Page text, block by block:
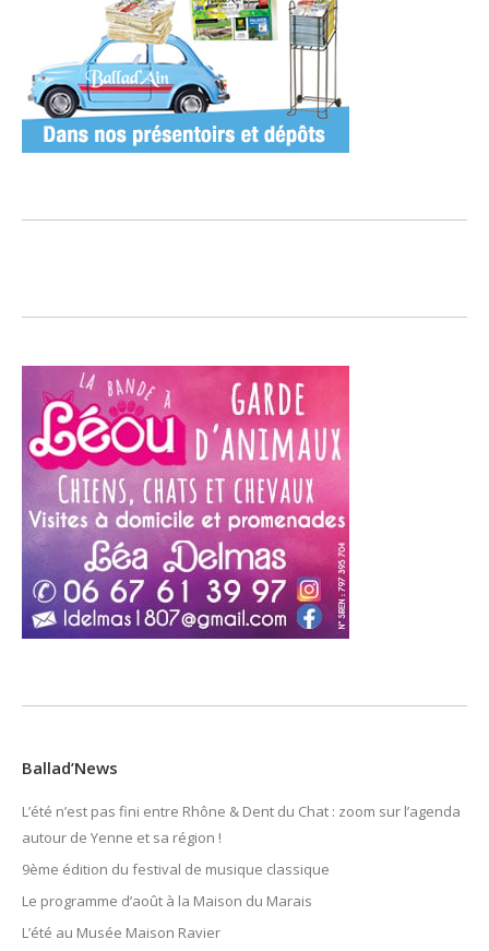
Ballad’News
L’été n’est pas fini entre Rhône & Dent du Chat : zoom sur l’agenda
autour de Yenne et sa région !
9ème édition du festival de musique classique
Le programme d’août à la Maison du Marais
L’été au Musée Maison Ravier